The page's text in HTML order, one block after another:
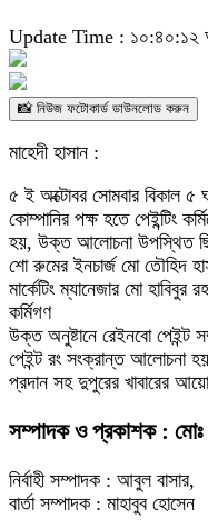
Update Time : ১০:৪০:১২
📸 নিউজ ফটোকার্ড ডাউনলোড করুন
মাহেদী হাসান :
৫ ই অক্টোবর সোমবার বিকাল ৫
কোম্পানির পক্ষ হতে পেইন্টিং
হয়, উক্ত আলোচনা উপস্থিত
শো রুমের ইনচার্জ মো তৌহিদ
মার্কেটিং ম্যানেজার মো
কর্মিগণ
উক্ত অনুষ্টানে রেইনবো পেইন্ট
পেইন্ট রং সংক্রান্ত আলোচনা
প্রদান সহ দুপুরের খাবারের
সম্পাদক ও প্রকাশক : মোঃ
নির্বাহী সম্পাদক : আবুল
বার্তা সম্পাদক : মাহাবুব হোসেন